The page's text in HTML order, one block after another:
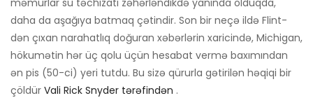
daha da aşağıya batmaq çətindir. Son bir neçə ildə Flint-
dən çıxan narahatlıq doğuran xəbərlərin xaricində, Michigan,
hökumətin hər üç qolu üçün hesabat vermə baxımından
ən pis (50-ci) yeri tutdu. Bu sizə qürurla gətirilən həqiqi bir
çöldür Vali Rick Snyder tərəfindən .